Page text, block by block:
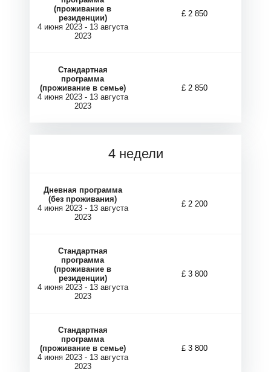
Р
(проживание в
резиденции)
4 июня 2023 - 13 августа
2023
£ 2 850
Стандартная
программа
(проживание в семье)
4 июня 2023 - 13 августа
2023
£ 2 850
4 недели
Дневная программа
(без проживания)
4 июня 2023 - 13 августа
2023
£ 2 200
Стандартная
программа
(проживание в
резиденции)
4 июня 2023 - 13 августа
2023
£ 3 800
Стандартная
программа
(проживание в семье)
4 июня 2023 - 13 августа
2023
£ 3 800
Р